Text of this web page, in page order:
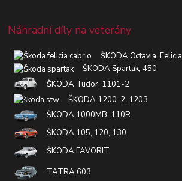
Náhradní díly na veterány
ŠKODA Octavia, Felicia
ŠKODA Spartak, 450
ŠKODA Tudor, 1101-2
ŠKODA 1200-2, 1203
ŠKODA 1000MB-110R
ŠKODA 105, 120, 130
ŠKODA FAVORIT
TATRA 603